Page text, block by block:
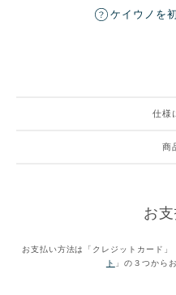
ケイウノを
商
仕様
お
お支払い方法は「クレジットカード」
ト 」の３つから